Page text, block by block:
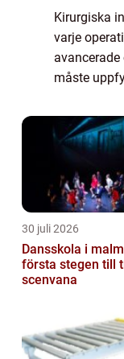
Kirurgiska
varje
måste
30 juli 2026
Dansskola i malmö
första stegen till
scenvana